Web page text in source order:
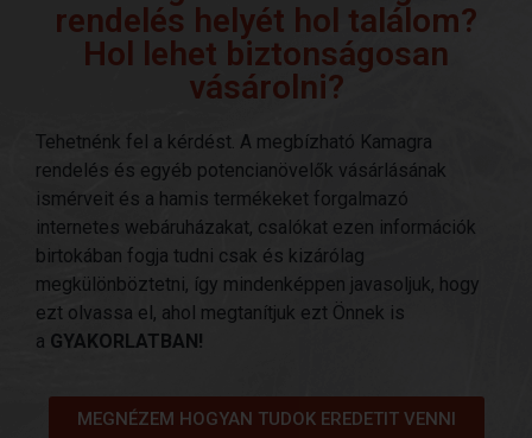
rendelés helyét hol találom?
Hol lehet biztonságosan
vásárolni?
Tehetnénk fel a kérdést. A megbízható Kamagra
rendelés és egyéb potencianövelők vásárlásának
ismérveit és a hamis termékeket forgalmazó
internetes webáruházakat, csalókat ezen információk
birtokában fogja tudni csak és kizárólag
megkülönböztetni, így mindenképpen javasoljuk, hogy
ezt olvassa el, ahol megtanítjuk ezt Önnek is
a GYAKORLATBAN!
MEGNÉZEM HOGYAN TUDOK EREDETIT VENNI